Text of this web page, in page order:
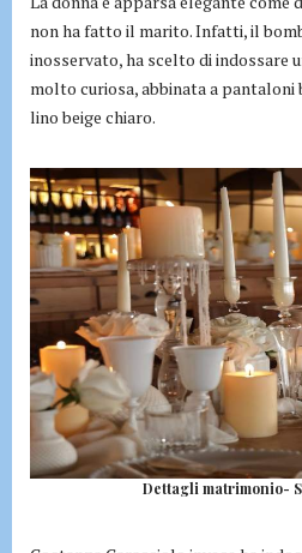
non ha fatto il marito. Infatti, il
inosservato, ha scelto di indossare
molto curiosa, abbinata a pantaloni
lino beige chiaro.
Dettagli matrimonio-